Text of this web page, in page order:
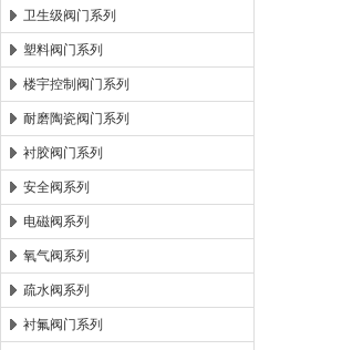
卫生级阀门系列
塑料阀门系列
楼宇控制阀门系列
耐磨陶瓷阀门系列
衬胶阀门系列
安全阀系列
电磁阀系列
氧气阀系列
疏水阀系列
衬氟阀门系列